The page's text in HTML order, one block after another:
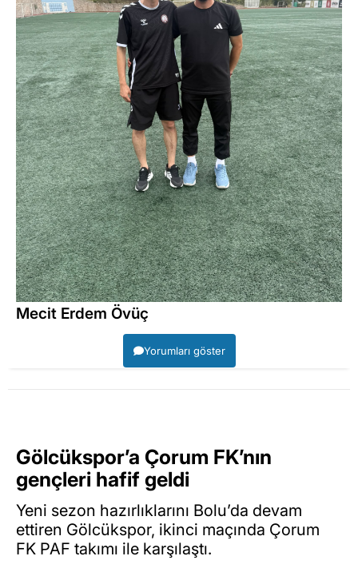
Mecit Erdem Övüç
Yorumları göster
Gölcükspor’a Çorum FK’nın
gençleri hafif geldi
Yeni sezon hazırlıklarını Bolu’da devam
ettiren Gölcükspor, ikinci maçında Çorum
FK PAF takımı ile karşılaştı.